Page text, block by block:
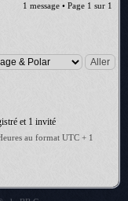
1 message • Page 1 sur 1
et 1 invité
au format UTC + 1